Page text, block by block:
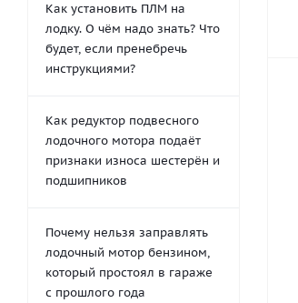
Как установить ПЛМ на
лодку. О чём надо знать? Что
будет, если пренебречь
инструкциями?
Как редуктор подвесного
лодочного мотора подаёт
признаки износа шестерён и
подшипников
Почему нельзя заправлять
лодочный мотор бензином,
который простоял в гараже
с прошлого года